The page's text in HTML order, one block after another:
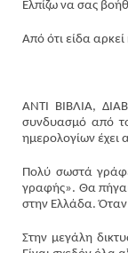
Ελπίζω να σας
Από ότι είδα
ΑΝΤΙ ΒΙΒΛΙΑ,
συνδυασμό από
ημερολογίων έχει
Πολύ σωστά
γραφής». Θα
στην Ελλάδα.
Στην μεγάλη